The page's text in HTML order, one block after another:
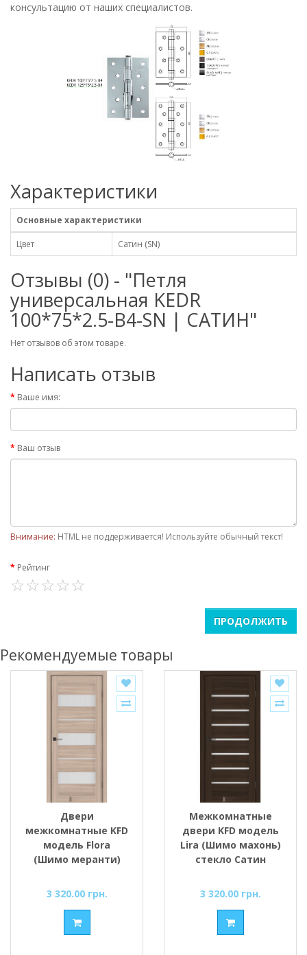
консультацию от наших специалистов.
Характеристики
Основные характеристики
Цвет Сатин (SN)
Отзывы (0) - "Петля
универсальная KEDR
100*75*2.5-В4-SN | САТИН"
Нет отзывов об этом товаре.
Написать отзыв
Ваше имя:
Ваш отзыв
Внимание: HTML не поддерживается! Используйте обычный текст!
Рейтинг
ПРОДОЛЖИТЬ
Рекомендуемые товары
Двери
межкомнатные KFD
модель Flora
(Шимо меранти)
черным
3 320.00 грн.
Межкомнатные
двери KFD модель
Lira (Шимо махонь)
стекло Сатин
3 320.00 грн.